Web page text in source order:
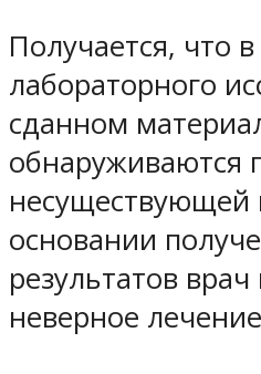
Получается, что
лабораторного
сданном
обнаруживаются
несуществующей
основании
результатов
неверное